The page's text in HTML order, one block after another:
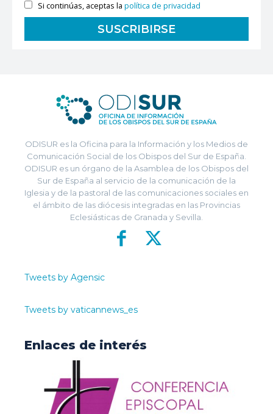
Si continúas, aceptas lapolítica de privacidad
ODISUR es la Oficina para la Información y los Medios de
Comunicación Social de los Obispos del Sur de España.
ODISUR es un órgano de la Asamblea de los Obispos del
Sur de España al servicio de la comunicación de la
Iglesia y de la pastoral de las comunicaciones sociales en
el ámbito de las diócesis integradas en las Provincias
Eclesiásticas de Granada y Sevilla.
Tweets by Agensic
Tweets by vaticannews_es
Enlaces de interés